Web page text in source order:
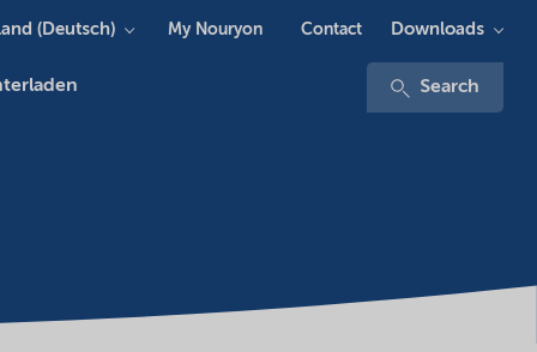
Search
(Deutsch) My Nouryon Contact Downloads